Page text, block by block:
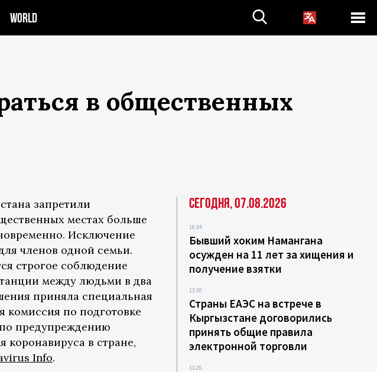
WORLD
в общественных
запретили
местах больше
Исключение
членов одной семьи.
строгое соблюдение
между людьми в два
приняла специальная
комиссия по подготовке
предупреждению
коронавируса в стране,
Info.
Сегодня, 07.08.2026
16:34
Бывший хоким Намангана
осужден на 11 лет за хищения и
получение взятки
13:30
Страны ЕАЭС на встрече в
Кыргызстане договорились
принять общие правила
электронной торговли
11:26